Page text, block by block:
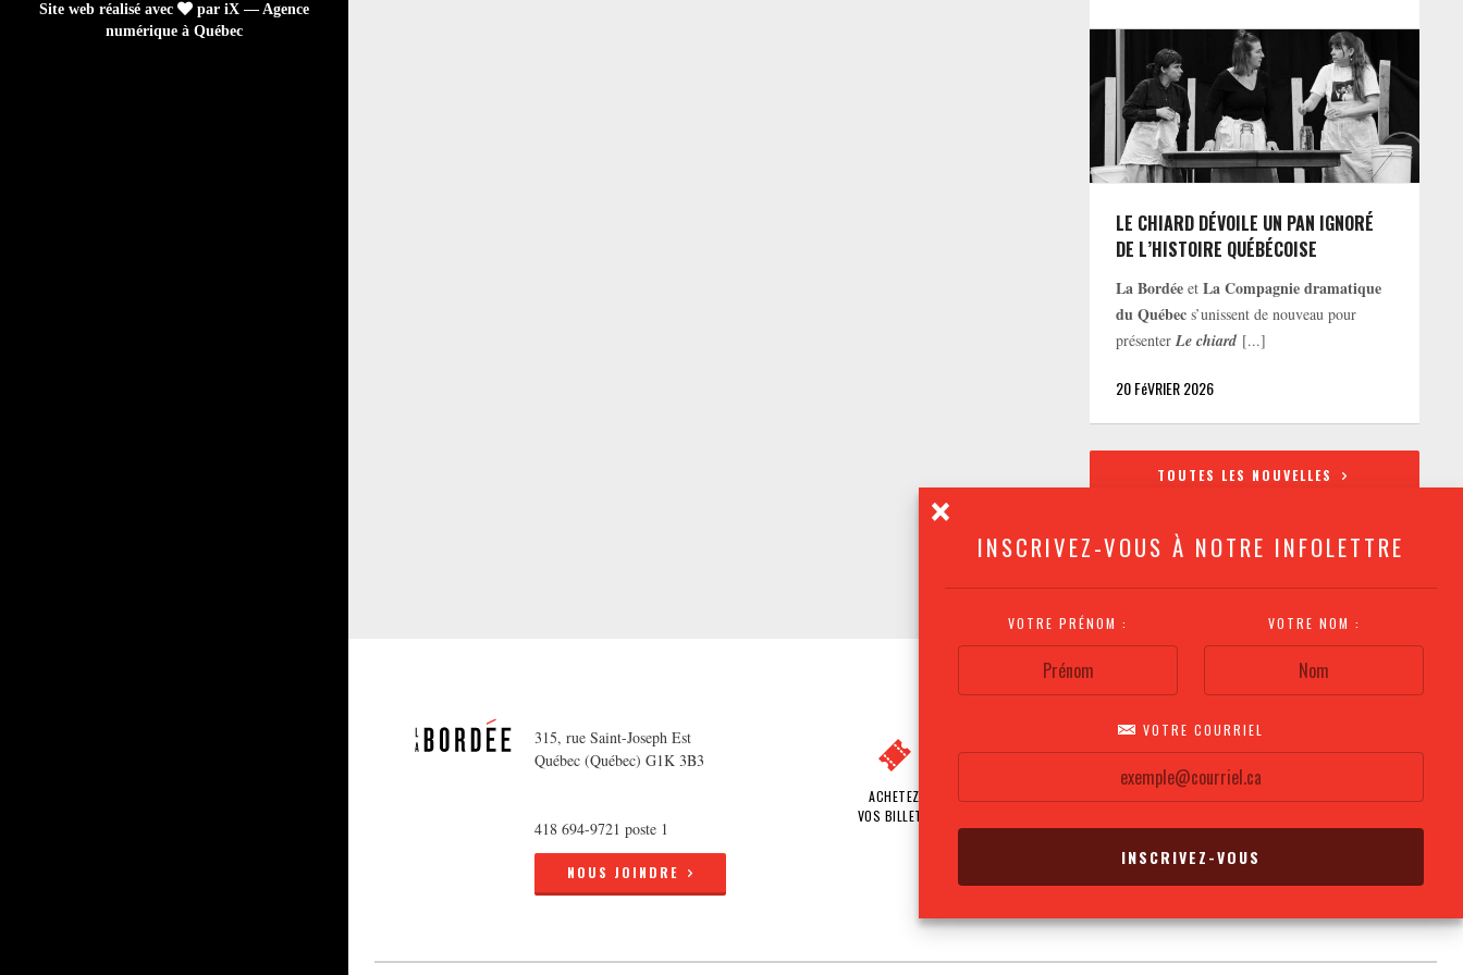
INSCRIVEZ-VOUS À NOTRE INFOLETTRE
VOTRE PRÉNOM : VOTRE NOM :
VOTRE COURRIEL
Site web réalisé avec
par iX — Agence
numérique à Québec
LE CHIARD DÉVOILE UN PAN IGNORÉ
DE L’HISTOIRE QUÉBÉCOISE
La Bordée etLa Compagnie dramatique
du Québec s’unissent de nouveau pour
présenterLe chiard [...]
20 FéVRIER 2026
TOUTES LES NOUVELLES
315, rue Saint-Joseph Est
Québec (Québec) G1K 3B3
418 694-9721 poste 1
NOUS JOINDRE
ACHETEZ
VOS BILLETS